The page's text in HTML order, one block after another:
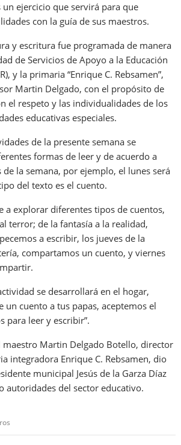
ejercicio que servirá para que
con la guía de sus maestros.
y escritura fue programada de manera
de Servicios de Apoyo a la Educación
y la primaria “Enrique C. Rebsamen”,
Martin Delgado, con el propósito de
el respeto y las individualidades de los
educativas especiales.
de la presente semana se
formas de leer y de acuerdo a
de la semana, por ejemplo, el lunes será
del texto es el cuento.
a explorar diferentes tipos de cuentos,
terror; de la fantasía a la realidad,
a escribir, los jueves de la
compartamos un cuento, y viernes
se desarrollará en el hogar,
un cuento a tus papas, aceptemos el
para leer y escribir”.
maestro Martin Delgado Botello, director
integradora Enrique C. Rebsamen, dio
municipal Jesús de la Garza Díaz
autoridades del sector educativo.